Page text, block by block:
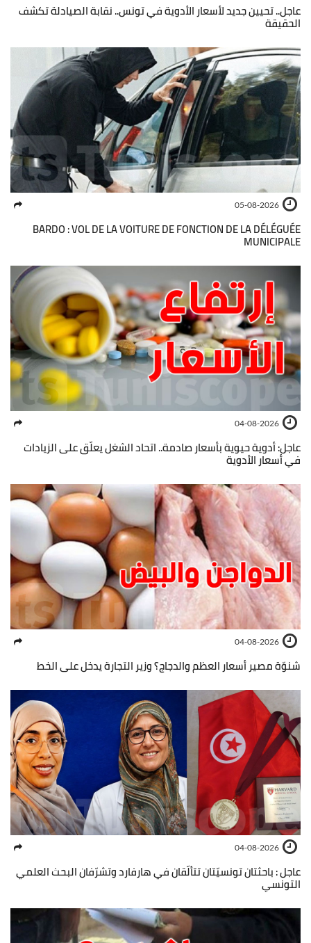
عاجل.. تحيين جديد لأسعار الأدوية في تونس.. نقابة الصيادلة تكشف
الحقيقة
05-08-2026
BARDO : VOL DE LA VOITURE DE FONCTION DE LA DÉLÉGUÉE
MUNICIPALE
04-08-2026
عاجل: أدوية حيوية بأسعار صادمة.. اتحاد الشغل يعلّق على الزيادات
في أسعار الأدوية
04-08-2026
شنوّة مصير أسعار العظم والدجاج؟ وزير التجارة يدخل على الخط
04-08-2026
عاجل : باحثتان تونسيّتان تتألّقان في هارفارد وتشرّفان البحث العلمي
التونسي